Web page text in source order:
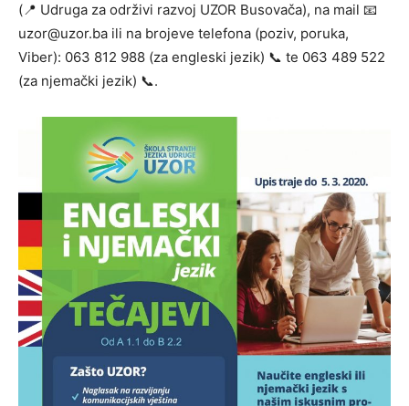
(📍 Udruga za održivi razvoj UZOR Busovača), na mail 📧
uzor@uzor.ba ili na brojeve telefona (poziv, poruka,
Viber): 063 812 988 (za engleski jezik) 📞 te 063 489 522
(za njemački jezik) 📞.